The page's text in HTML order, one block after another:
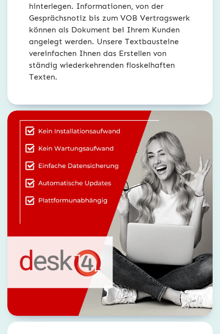
hinterlegen. Informationen, von der
Gesprächsnotiz bis zum VOB Vertragswerk
können als Dokument bei Ihrem Kunden
angelegt werden. Unsere Textbausteine
vereinfachen Ihnen das Erstellen von
ständig wiederkehrenden floskelhaften
Texten.